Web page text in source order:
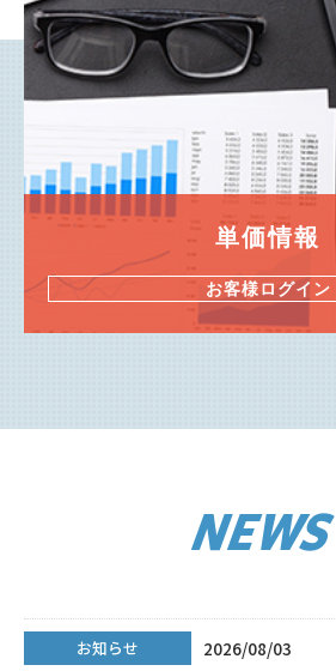
単価情報
お客様ログイン
NEWS
お知らせ 2026/08/03